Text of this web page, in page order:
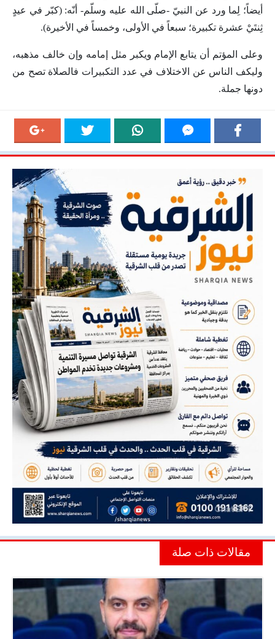
أيضاً؛ لِما ورد عن النبيّ -صلّى الله عليه وسلّم- أنّه: (كبّر في عيدٍ
ثِنتَيْ عشرة تكبيرة؛ سبعاً في الأولى، وخمساً في الأخيرة).
وعلى المؤتم أن يتابع الإمام ويكبر مثل إمامه وإن خالف مذهبه،
وليكف الناس عن الاختلاف في عدد التكبيرات فالصلاة تصح من
دونها جملة.
مقالات ذات صلة